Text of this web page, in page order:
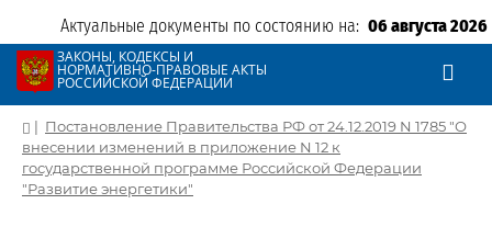
Актуальные документы по состоянию на: 06 августа 2026
ЗАКОНЫ, КОДЕКСЫ И
НОРМАТИВНО-ПРАВОВЫЕ АКТЫ
РОССИЙСКОЙ ФЕДЕРАЦИИ
| Постановление Правительства РФ от 24.12.2019 N 1785 "О
внесении изменений в приложение N 12 к
государственной программе Российской Федерации
"Развитие энергетики"